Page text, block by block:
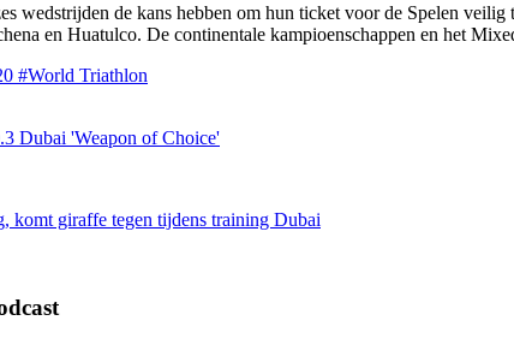
wedstrijden de kans hebben om hun ticket voor de Spelen
en Huatulco. De continentale kampioenschappen en het
#World Triathlon
Dubai 'Weapon of Choice'
komt giraffe tegen tijdens training Dubai